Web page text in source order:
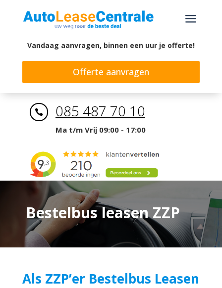
a
Vandaag aanvragen, binnen een uur je offerte!
Offerte aanvragen
 085 487 70 10
Ma t/m Vrij 09:00 - 17:00
Bestelbus leasen ZZP
Als ZZP’er Bestelbus Leasen